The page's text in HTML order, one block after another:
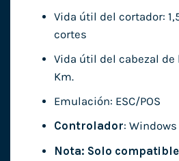
Vida útil del cortador:
cortes
Vida útil del cabezal de
Km.
Emulación: ESC/POS
Controlador: Windows
Nota: Solo